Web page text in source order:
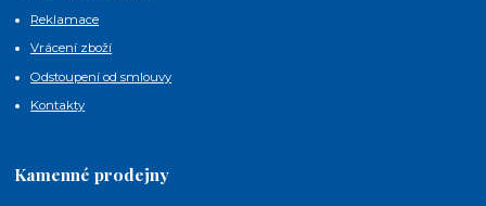
Reklamace
Vrácení zboží
Odstoupení od smlouvy
Kontakty
Kamenné prodejny